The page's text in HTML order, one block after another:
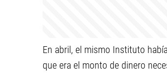
En abril, el mismo Instituto
que era el monto de dinero